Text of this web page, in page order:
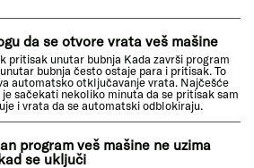
da se otvore vrata veš mašine
pritisak unutar bubnja Kada završi program
bubnja često ostaje para i pritisak. To
automatsko otključavanje vrata. Najčešće
je sačekati nekoliko minuta da se pritisak sam
i vrata da se automatski odblokiraju.
program veš mašine ne uzima
se uključi